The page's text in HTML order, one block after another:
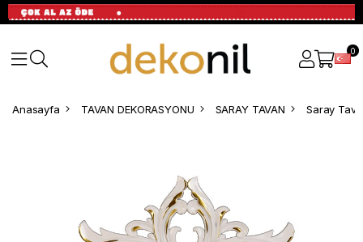
0
Anasayfa TAVAN DEKORASYONU SARAY TAVAN Saray